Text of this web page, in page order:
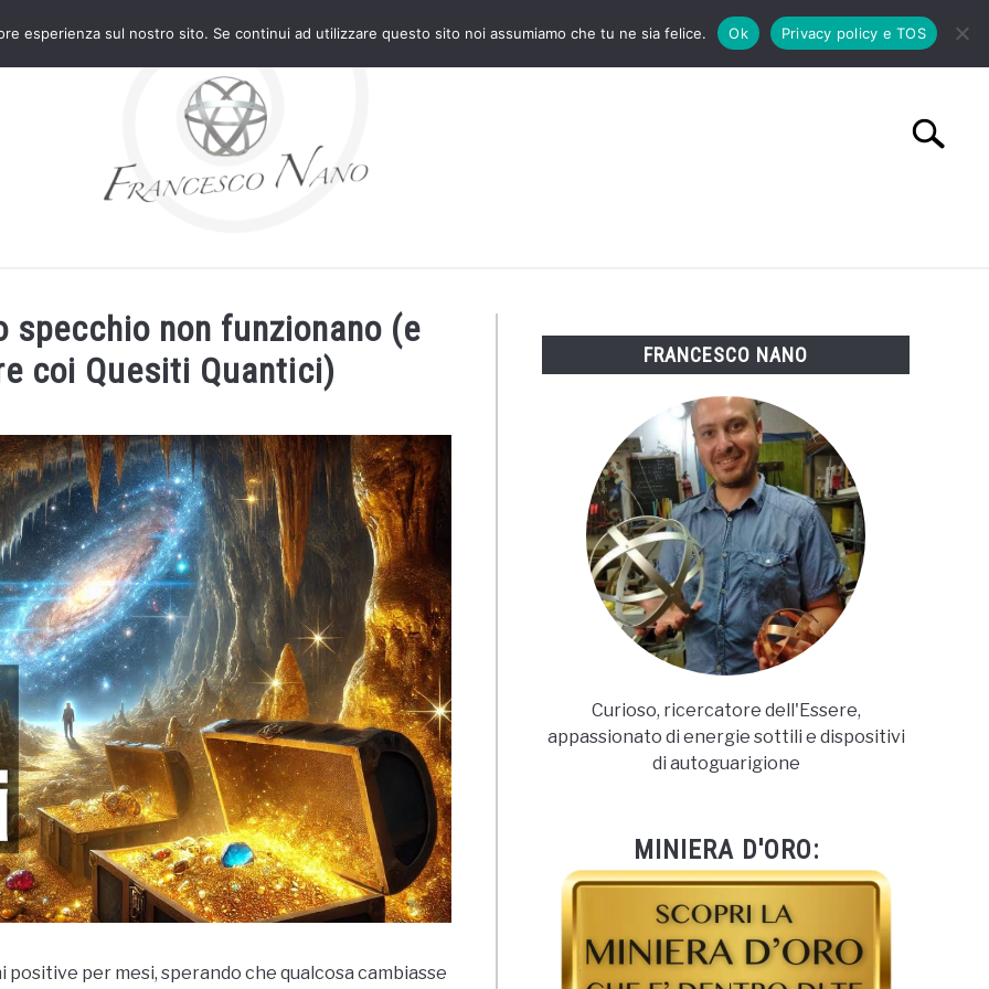
Search
TRATTAMENTI DISPOSITIVI ORGONICI PROGETTI
non funzionano (e
coi Quesiti Quantici)
per mesi, sperando che qualcosa cambiasse
FRANCESCO NANO
Curioso, ricercatore dell'Essere,
appassionato di energie sottili e dispositivi
di autoguarigione
MINIERA D'ORO:
esperienza sul nostro sito. Se continui ad utilizzare questo sito noi assumiamo che tu ne sia felice. Ok Privacy policy e TOS